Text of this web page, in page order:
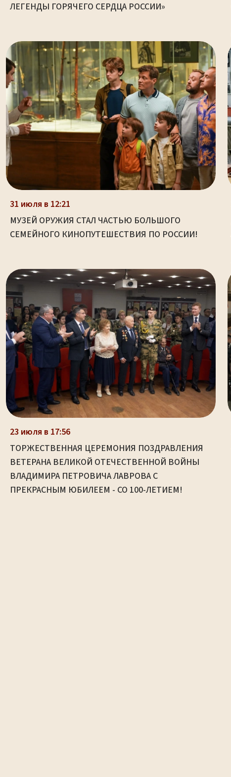
ЛЕГЕНДЫ ГОРЯЧЕГО СЕРДЦА РОССИИ»
31 июля в 12:21
МУЗЕЙ ОРУЖИЯ СТАЛ ЧАСТЬЮ БОЛЬШОГО
СЕМЕЙНОГО КИНОПУТЕШЕСТВИЯ ПО РОССИИ!
23 июля в 17:56
ТОРЖЕСТВЕННАЯ ЦЕРЕМОНИЯ ПОЗДРАВЛЕНИЯ
ВЕТЕРАНА ВЕЛИКОЙ ОТЕЧЕСТВЕННОЙ ВОЙНЫ
ВЛАДИМИРА ПЕТРОВИЧА ЛАВРОВА С
ПРЕКРАСНЫМ ЮБИЛЕЕМ - СО 100-ЛЕТИЕМ!